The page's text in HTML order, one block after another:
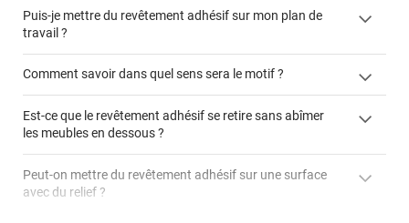
« Comment poser un revêtement adhésif ? »
Puis-je mettre du revêtement adhésif sur mon plan de
travail ?
"Peut-on installer du
Comment savoir dans quel sens sera le motif ?
Est-ce que le revêtement adhésif se retire sans abîmer
les meubles en dessous ?
Peut-on mettre du revêtement adhésif sur une surface
avec du relief ?